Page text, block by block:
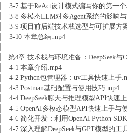
│ 3-7 基于ReAct设计模式编写你的第一个
│ 3-8 多模态LLM对多Agent系统的影响
│ 3-9 项目前后端技术栈选型与可扩展方
│ 3-10 本章总结.mp4
├─第4章 技术栈与环境准备：DeepSeek与
│ 4-1 本章介绍.mp4
│ 4-2 Python包管理器：uv工具快速上手
│ 4-3 Postman基础配置与使用技巧.mp4
│ 4-4 DeepSeek聊天与推理模型API快速
│ 4-5 OpenAI多模态模型API快速上手与
│ 4-6 简化开发：利用OpenAI Python
│ 4-7 深入理解DeepSeek与GPT模型的工